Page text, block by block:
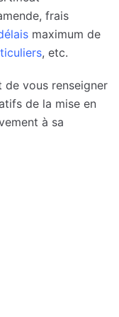
frais
maximum de
, etc.
vous renseigner
de la mise en
à sa